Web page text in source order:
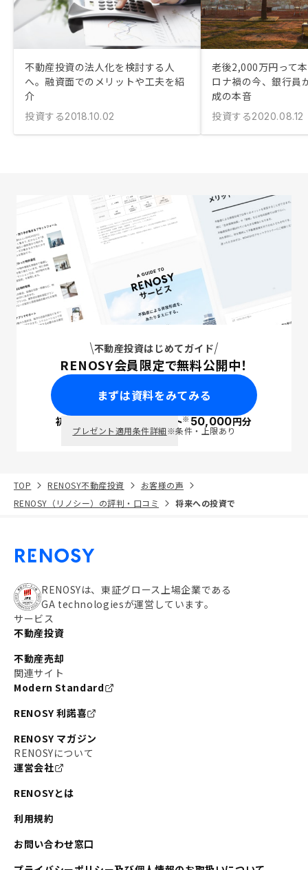
不動産投資の法人化を検討する人
へ。融資面でのメリットや工夫を紹
介
投資する2018.10.02
老後2,000万円って
ロナ禍の今、銀行員
成の本音
投資する2020.08.12
不動産投資はじめてガイド
RENOSY会員限定で無料公開中！
まずは資料をみてみる
初回面談で ポイント※50,000円分
プレゼント適用条件詳細※条件・上限あり
TOP RENOSY不動産投資
お客様の声
RENOSY（リノシー）の評判・口コミ
将来への投資で
RENOSYは、東証グロース上場企業である
GA technologiesが運営しています。
サービス
不動産投資
不動産売却
関連サイト
Modern Standard
RENOSY 利諾喜
RENOSY マガジン
RENOSYについて
運営会社
RENOSYとは
利用規約
お問い合わせ窓口